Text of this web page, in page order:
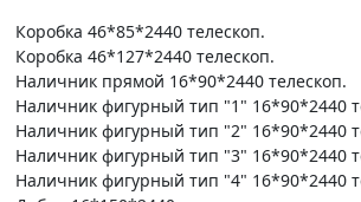
Коробка 46*85*2440 телескоп.
Коробка 46*127*2440 телескоп.
Наличник прямой 16*90*2440 телескоп.
Наличник фигурный тип "1" 16*90*2440
Наличник фигурный тип "2" 16*90*2440
Наличник фигурный тип "3" 16*90*2440
Наличник фигурный тип "4" 16*90*2440